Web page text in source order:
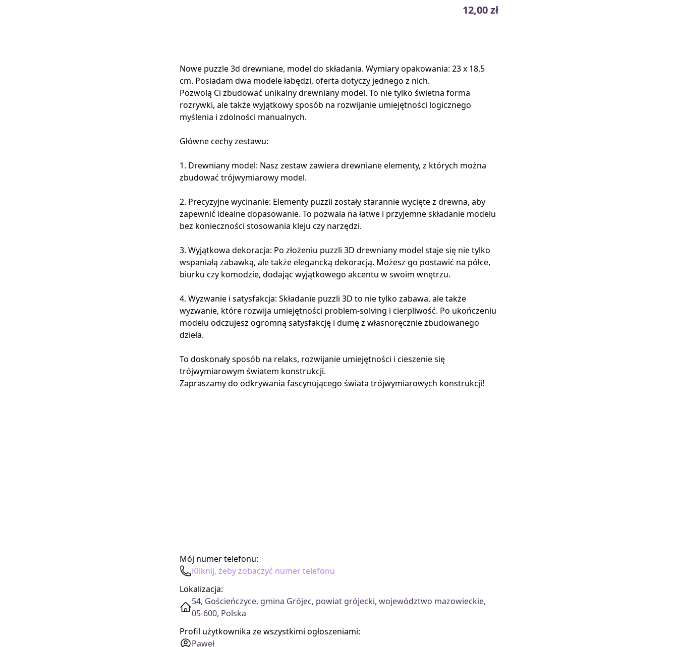
12,00 zł
Nowe puzzle 3d drewniane, model do składania. Wymiary opakowania: 23 x 18,5
cm. Posiadam dwa modele łabędzi, oferta dotyczy jednego z nich.
Pozwolą Ci zbudować unikalny drewniany model. To nie tylko świetna forma
rozrywki, ale także wyjątkowy sposób na rozwijanie umiejętności logicznego
myślenia i zdolności manualnych.
Główne cechy zestawu:
1. Drewniany model: Nasz zestaw zawiera drewniane elementy, z których można
zbudować trójwymiarowy model.
2. Precyzyjne wycinanie: Elementy puzzli zostały starannie wycięte z drewna, aby
zapewnić idealne dopasowanie. To pozwala na łatwe i przyjemne składanie modelu
bez konieczności stosowania kleju czy narzędzi.
3. Wyjątkowa dekoracja: Po złożeniu puzzli 3D drewniany model staje się nie tylko
wspaniałą zabawką, ale także elegancką dekoracją. Możesz go postawić na półce,
biurku czy komodzie, dodając wyjątkowego akcentu w swoim wnętrzu.
4. Wyzwanie i satysfakcja: Składanie puzzli 3D to nie tylko zabawa, ale także
wyzwanie, które rozwija umiejętności problem-solving i cierpliwość. Po ukończeniu
modelu odczujesz ogromną satysfakcję i dumę z własnoręcznie zbudowanego
dzieła.
To doskonały sposób na relaks, rozwijanie umiejętności i cieszenie się
trójwymiarowym światem konstrukcji.
Zapraszamy do odkrywania fascynującego świata trójwymiarowych konstrukcji!
Mój numer telefonu:
Kliknij, żeby zobaczyć numer telefonu
Lokalizacja:
54, Gościeńczyce, gmina Grójec, powiat grójecki, województwo mazowieckie,
05-600, Polska
Profil użytkownika ze wszystkimi ogłoszeniami:
Paweł